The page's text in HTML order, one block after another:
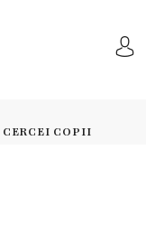
CERCEI COPII